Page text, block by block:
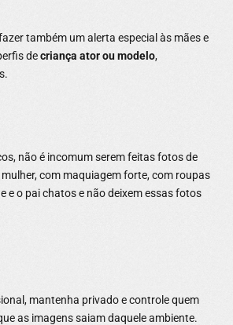
também um alerta especial às mães e
decriança ator ou modelo,
não é incomum serem feitas fotos de
com maquiagem forte, com roupas
e o pai chatos e não deixem essas fotos
mantenha privado e controle quem
as imagens saiam daquele ambiente.